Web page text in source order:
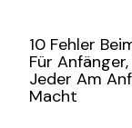
10 Fehler
Für
Jeder Am
Macht